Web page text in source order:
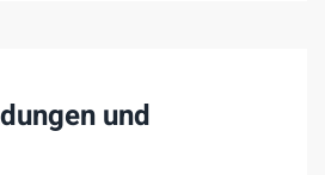
und